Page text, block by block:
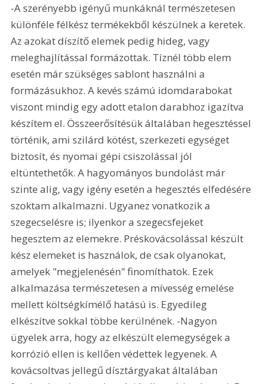
-A szerényebb igényű munkáknál természetesen
különféle félkész termékekből készülnek a keretek.
Az azokat díszítő elemek pedig hideg, vagy
meleghajlítással formázottak. Tíznél több elem
esetén már szükséges sablont használni a
formázásukhoz. A kevés számú idomdarabokat
viszont mindig egy adott etalon darabhoz igazítva
készítem el. Összeerősítésük általában hegesztéssel
történik, ami szilárd kötést, szerkezeti egységet
biztosít, és nyomai gépi csiszolással jól
eltüntethetők. A hagyományos bundolást már
szinte alig, vagy igény esetén a hegesztés elfedésére
szoktam alkalmazni. Ugyanez vonatkozik a
szegecselésre is; ilyenkor a szegecsfejeket
hegesztem az elemekre. Préskovácsolással készült
kész elemeket is használok, de csak olyanokat,
amelyek "megjelenésén" finomíthatok. Ezek
alkalmazása természetesen a mívesség emelése
mellett költségkímélő hatású is. Egyedileg
elkészítve sokkal többe kerülnének. -Nagyon
ügyelek arra, hogy az elkészült elemegységek a
korrózió ellen is kellően védettek legyenek. A
kovácsoltvas jellegű dísztárgyakat általában